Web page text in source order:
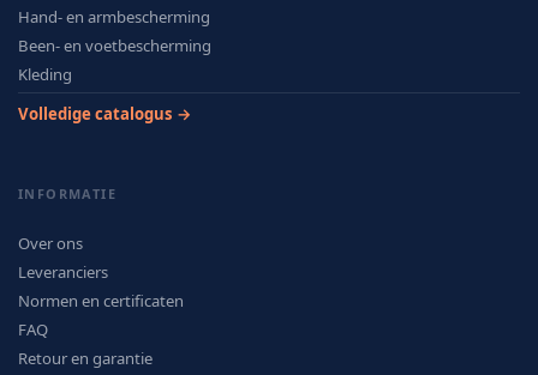
Hand- en armbescherming
Been- en voetbescherming
Kleding
Volledige catalogus →
INFORMATIE
Over ons
Leveranciers
Normen en certificaten
FAQ
Retour en garantie